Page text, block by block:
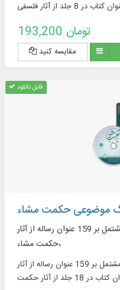
فلسفی فارسی، فرهنگ موضوعی 3 عنوان کتاب در 8 جلد از آثار فلسفی
193,200 تومان
مقایسه کنید
قابل دانلود
موضوعی حکمت مشاء
متن 167 عنوان کتاب در 226 جلد، مشتمل بر 159 عنوان رساله از آثار
حکمت مشاء،
متن 167 عنوان کتاب در 226 جلد، مشتمل بر 159 عنوان رساله از آثار
حکمت مشاء، فرهنگ موضوعی 14 عنوان کتاب در 18 جلد از آثار حکمت